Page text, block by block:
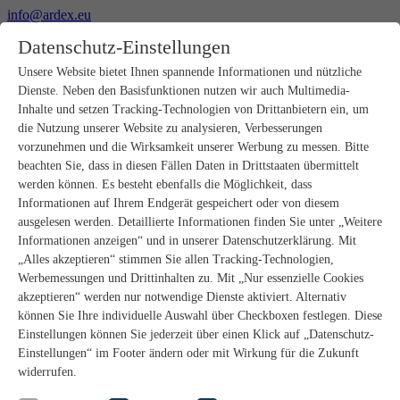
info@ardex.eu
Deutsch
Produkte
Produktübersicht
Rohbau
Estrichverlegung
Untergrundvorbereitung
Bodenspachtelmassen
Abdichtungen
Fliesenkleber
Fugenmörtel
Fugendichtstoffe
Montagekleber
Natursteinverlegung
Bodenbelags- und Parkettklebstoffe
Wandspachtelmassen
Zubehör
PANDOMO®
Datenschutz-Einstellungen
Unsere Website bietet Ihnen spannende Informationen und nützliche
Dienste. Neben den Basisfunktionen nutzen wir auch Multimedia-
Inhalte und setzen Tracking-Technologien von Drittanbietern ein, um
die Nutzung unserer Website zu analysieren, Verbesserungen
vorzunehmen und die Wirksamkeit unserer Werbung zu messen. Bitte
beachten Sie, dass in diesen Fällen Daten in Drittstaaten übermittelt
werden können. Es besteht ebenfalls die Möglichkeit, dass
Informationen auf Ihrem Endgerät gespeichert oder von diesem
ausgelesen werden. Detaillierte Informationen finden Sie unter „Weitere
Informationen anzeigen“ und in unserer Datenschutzerklärung. Mit
„Alles akzeptieren“ stimmen Sie allen Tracking-Technologien,
Werbemessungen und Drittinhalten zu. Mit „Nur essenzielle Cookies
akzeptieren“ werden nur notwendige Dienste aktiviert. Alternativ
können Sie Ihre individuelle Auswahl über Checkboxen festlegen. Diese
Einstellungen können Sie jederzeit über einen Klick auf „Datenschutz-
Einstellungen“ im Footer ändern oder mit Wirkung für die Zukunft
widerrufen.